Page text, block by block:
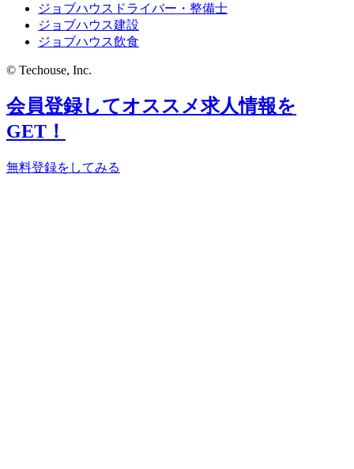
ジョブハウスドライバー・整備士
ジョブハウス建設
ジョブハウス飲食
© Techouse, Inc.
会員登録してオススメ求人情報を
GET！
無料登録をしてみる